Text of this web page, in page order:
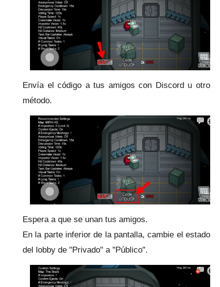
Envía el código a tus amigos con Discord u otro
método.
Espera a que se unan tus amigos.
En la parte inferior de la pantalla, cambie el estado
del lobby de "Privado" a "Público".